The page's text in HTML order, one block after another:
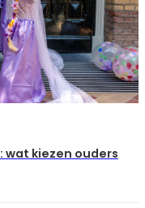
wat kiezen ouders